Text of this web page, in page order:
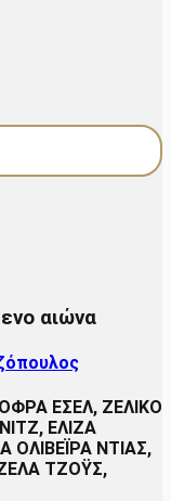
αιώνα
ΕΣΕΛ, ΖΕΛΙΚΟ
ΕΛΙΖΑ
ΟΛΙΒΕΪΡΑ ΝΤΙΑΣ,
ΤΖΟΫΣ,